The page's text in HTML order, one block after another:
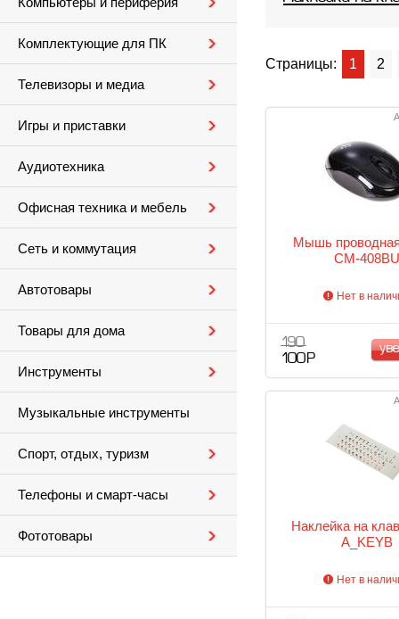
Комплектующие для ПК
Телевизоры и медиа
Игры и приставки
Аудиотехника
Офисная техника и мебель
Сеть и коммутация
Автотовары
Товары для дома
Инструменты
Музыкальные инструменты
Спорт, отдых, туризм
Телефоны и смарт-часы
Фототовары
Страницы: 1 2
Мышь
CM-408BU
Нет в
190
100 Р
Наклейка на
A_KEYB
Нет в